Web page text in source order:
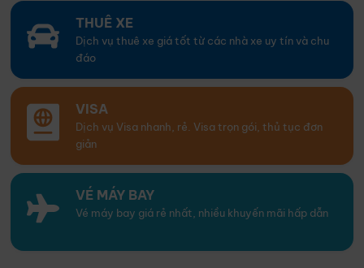
THUÊ XE
Dịch vụ thuê xe giá tốt từ các nhà xe uy tín và chu
đáo
VISA
Dịch vụ Visa nhanh, rẻ. Visa trọn gói, thủ tục đơn
giản
VÉ MÁY BAY
Vé máy bay giá rẻ nhất, nhiều khuyến mãi hấp dẫn